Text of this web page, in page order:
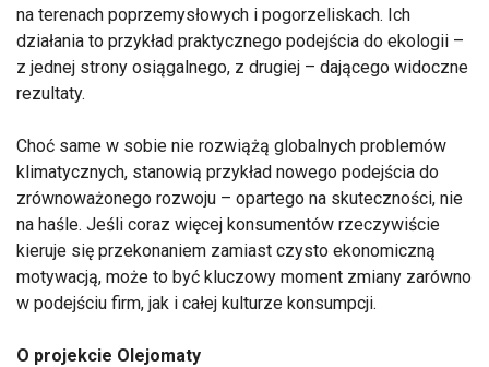
na terenach poprzemysłowych i pogorzeliskach. Ich
działania to przykład praktycznego podejścia do ekologii –
z jednej strony osiągalnego, z drugiej – dającego widoczne
rezultaty.
Choć same w sobie nie rozwiążą globalnych problemów
klimatycznych, stanowią przykład nowego podejścia do
zrównoważonego rozwoju – opartego na skuteczności, nie
na haśle. Jeśli coraz więcej konsumentów rzeczywiście
kieruje się przekonaniem zamiast czysto ekonomiczną
motywacją, może to być kluczowy moment zmiany zarówno
w podejściu firm, jak i całej kulturze konsumpcji.
O projekcie Olejomaty